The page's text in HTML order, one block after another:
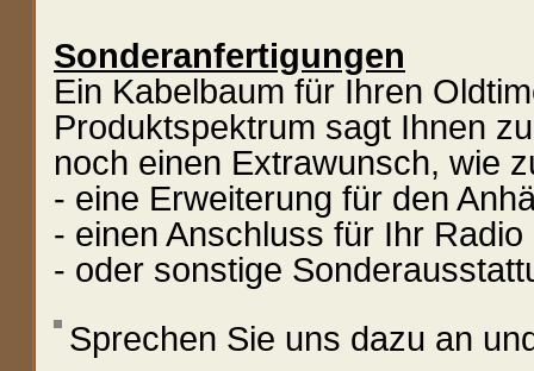
Sonderanfertigungen
Ein Kabelbaum für Ihren
Produktspektrum sagt Ihnen
noch einen Extrawunsch, wie
- eine Erweiterung für den
- einen Anschluss für Ihr Radio
- oder sonstige
Sprechen Sie uns dazu an